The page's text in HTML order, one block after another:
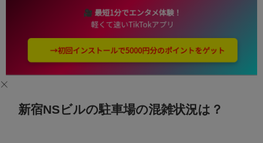
新宿NSビルの駐車場の混雑状況は？